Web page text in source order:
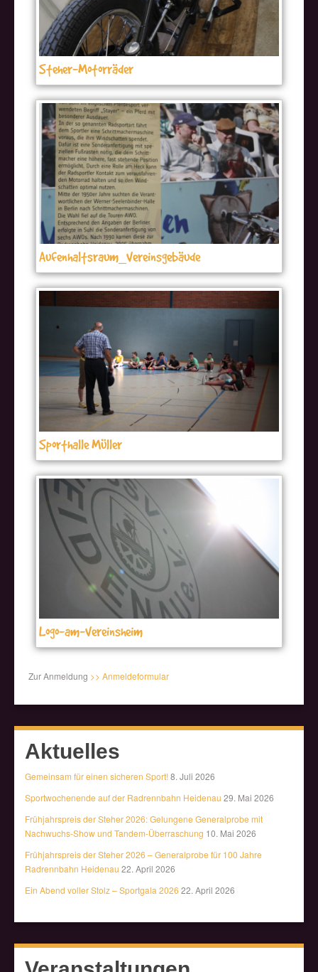
Steher-Motorräder
Aufenhaltsraum_Vereinsgebäude
Sporthalle Müller
Logo-am-Vereinsheim
Zur Anmeldung >> Anmeldeformular
Aktuelles
Gemeinsam für einen sicheren Sport!8. Juli 2026
Sportwochenende auf der Radrennbahn Heidenau 29. Mai 2026
Frühjahrspreis der Steher 2026: Gelungene Generalprobe mit
Nachwuchs-Show und Tandem-Überraschung 10. Mai 2026
Frühjahrspreis der Steher 2026 – Generalprobe für 100 Jahre
Radrennbahn Heidenau 22. April 2026
Ein Abend voller Stolz – Sportgala 2026 22. April 2026